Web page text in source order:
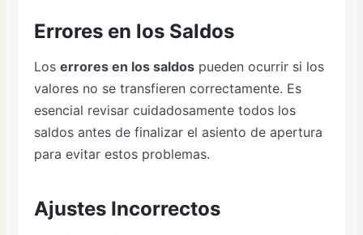
Errores en los Saldos
Los errores en los saldos pueden ocurrir si los
valores no se transfieren correctamente. Es
esencial revisar cuidadosamente todos los
saldos antes de finalizar el asiento de apertura
para evitar estos problemas.
Ajustes Incorrectos